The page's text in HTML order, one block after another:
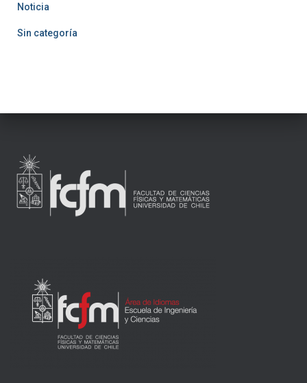
Noticia
Sin categoría